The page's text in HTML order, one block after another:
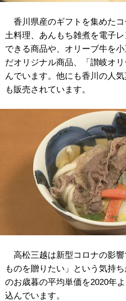
香川県産のギフトを集めた
土料理、あんもち雑煮を電子
できる商品や、オリーブ牛を
だオリジナル商品、「讃岐オ
んでいます。他にも香川の人
も販売されています。
高松三越は新型コロナの影
ものを贈りたい」という気持
のお歳暮の平均単価を2020年
込んでいます。